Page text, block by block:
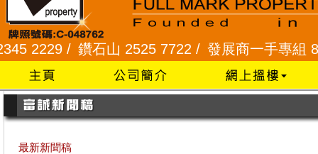
/鑽石山 2525 7722 /發展商一手專組 8101
最新新聞稿